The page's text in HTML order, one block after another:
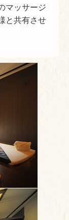
マッサージ
と共有させ